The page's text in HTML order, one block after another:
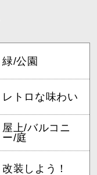
緑/公園
レトロな味わい
屋上/バルコニ
ー/庭
改装しよう！